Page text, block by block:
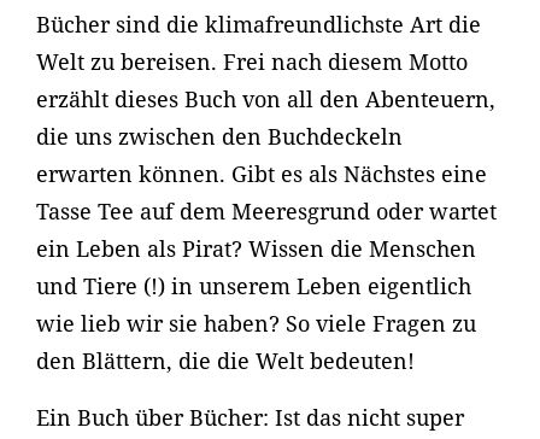
Bücher sind die klimafreundlichste Art die
Welt zu bereisen. Frei nach diesem Motto
erzählt dieses Buch von all den Abenteuern,
die uns zwischen den Buchdeckeln
erwarten können. Gibt es als Nächstes eine
Tasse Tee auf dem Meeresgrund oder wartet
ein Leben als Pirat? Wissen die Menschen
und Tiere (!) in unserem Leben eigentlich
wie lieb wir sie haben? So viele Fragen zu
den Blättern, die die Welt bedeuten!
Ein Buch über Bücher: Ist das nicht super